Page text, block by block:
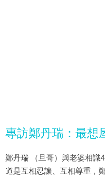
專訪鄭丹瑞：最想
鄭丹瑞 （旦哥）與老婆相識
道是互相忍讓、互相尊重，